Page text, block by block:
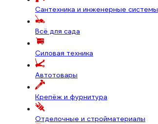
Сантехника и инженерные системы
Всё для сада
Силовая техника
Автотовары
Крепёж и фурнитура
Отделочные и стройматериалы